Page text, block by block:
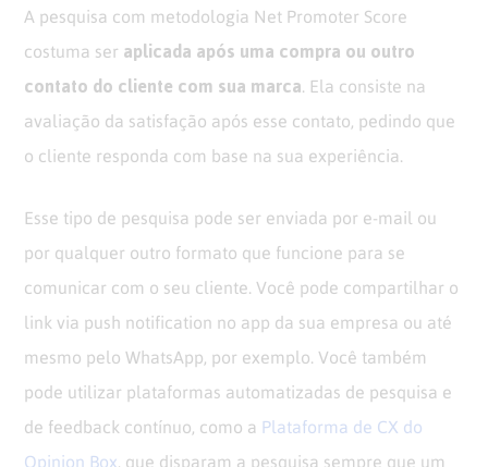
A pesquisa com metodologia Net Promoter Score
costuma ser aplicada após uma compra ou outro
contato do cliente com sua marca . Ela consiste na
avaliação da satisfação após esse contato, pedindo que
o cliente responda com base na sua experiência.
Esse tipo de pesquisa pode ser enviada por e-mail ou
por qualquer outro formato que funcione para se
comunicar com o seu cliente. Você pode compartilhar o
link via push notification no app da sua empresa ou até
mesmo pelo WhatsApp, por exemplo. Você também
pode utilizar plataformas automatizadas de pesquisa e
de feedback contínuo, como a Plataforma de CX do
Opinion Box , que disparam a pesquisa sempre que um